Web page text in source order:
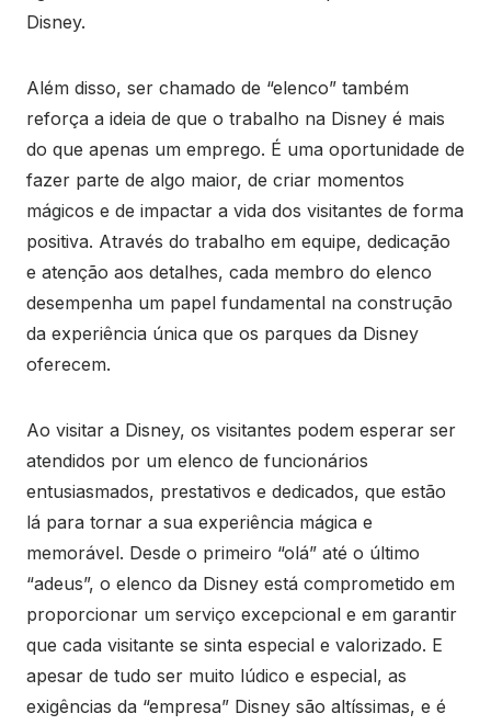
Disney.
Além disso, ser chamado de “elenco” também
reforça a ideia de que o trabalho na Disney é mais
do que apenas um emprego. É uma oportunidade de
fazer parte de algo maior, de criar momentos
mágicos e de impactar a vida dos visitantes de forma
positiva. Através do trabalho em equipe, dedicação
e atenção aos detalhes, cada membro do elenco
desempenha um papel fundamental na construção
da experiência única que os parques da Disney
oferecem.
Ao visitar a Disney, os visitantes podem esperar ser
atendidos por um elenco de funcionários
entusiasmados, prestativos e dedicados, que estão
lá para tornar a sua experiência mágica e
memorável. Desde o primeiro “olá” até o último
“adeus”, o elenco da Disney está comprometido em
proporcionar um serviço excepcional e em garantir
que cada visitante se sinta especial e valorizado. E
apesar de tudo ser muito lúdico e especial, as
exigências da “empresa” Disney são altíssimas, e é